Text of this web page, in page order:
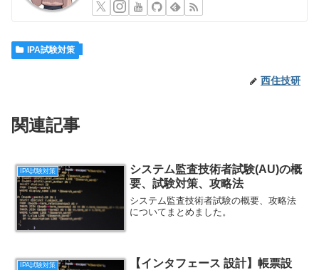
IPA試験対策
西住技研
関連記事
IPA試験対策
システム監査技術者試験(AU)の概
要、試験対策、攻略法
システム監査技術者試験の概要、攻略法
についてまとめました。
IPA試験対策
【インタフェース 設計】帳票設